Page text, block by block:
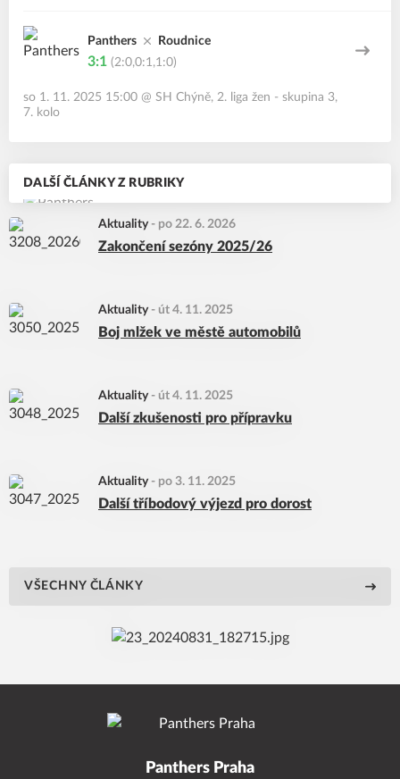
Panthers Roudnice
3:1 (2:0,0:1,1:0)
so 1. 11. 2025 15:00 @ SH Chýně, 2. liga žen - skupina 3,
7. kolo
DALŠÍ ČLÁNKY Z RUBRIKY
Aktuality - po 22. 6. 2026
Zakončení sezóny 2025/26
Aktuality - út 4. 11. 2025
Boj mlžek ve městě automobilů
Aktuality - út 4. 11. 2025
Další zkušenosti pro přípravku
Aktuality - po 3. 11. 2025
Další tříbodový výjezd pro dorost
VŠECHNY ČLÁNKY
Panthers Praha